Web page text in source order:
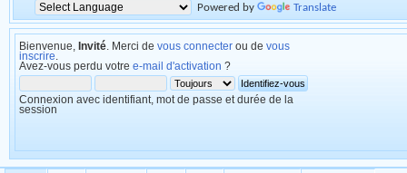
Powered by Translate
Bienvenue, Invité . Merci de vous connecter ou de vous
inscrire
Avez-vous perdu votre e-mail d'activation ?
Connexion avec identifiant, mot de passe et durée de la
session